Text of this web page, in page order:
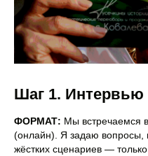
Шаг 1. Интервью
ФОРМАТ: Мы встречаемся
(онлайн). Я задаю вопросы,
жёстких сценариев —